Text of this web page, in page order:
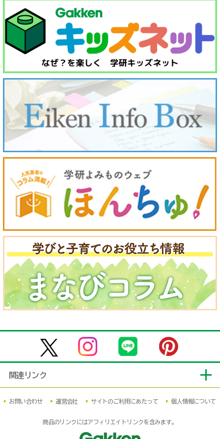
関連リンク
お問い合わせ 運営会社 サイトのご利用にあたって 個人情報について
商品のリンクにはアフィリエイトリンクを含みます。